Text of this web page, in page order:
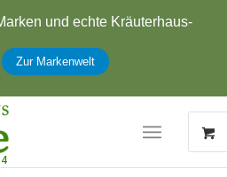
und echte Kräuterhaus-
Zur Markenwelt